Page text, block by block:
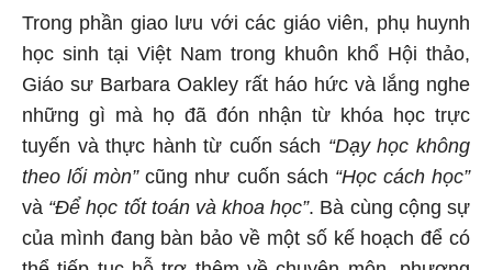
Trong phần giao lưu với các giáo viên, phụ huynh
học sinh tại Việt Nam trong khuôn khổ Hội thảo,
Giáo sư Barbara Oakley rất háo hức và lắng nghe
những gì mà họ đã đón nhận từ khóa học trực
tuyến và thực hành từ cuốn sách “Dạy học không
theo lối mòn”cũng như cuốn sách “Học cách học”
và “Để học tốt toán và khoa học”. Bà cùng cộng sự
của mình đang bàn bảo về một số kế hoạch để có
thể tiếp tục hỗ trợ thêm về chuyên môn, phương